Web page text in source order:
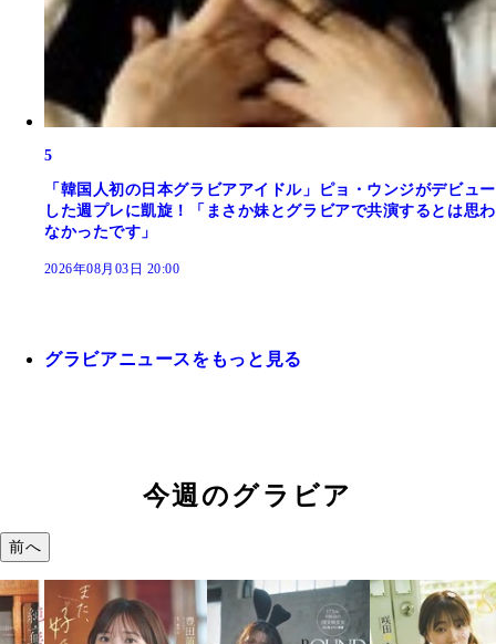
5
「韓国人初の日本グラビアアイドル」ピョ・ウンジがデビュー
した週プレに凱旋！「まさか妹とグラビアで共演するとは思わ
なかったです」
2026年08月03日 20:00
グラビアニュースをもっと見る
今週のグラビア
前へ